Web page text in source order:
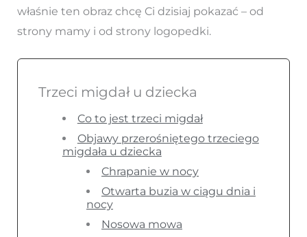
właśnie ten obraz chcę Ci dzisiaj pokazać – od
strony mamy i od strony logopedki.
Trzeci migdał u dziecka
Co to jest trzeci migdał
Objawy przerośniętego trzeciego
migdała u dziecka
Chrapanie w nocy
Otwarta buzia w ciągu dnia i
nocy
Nosowa mowa